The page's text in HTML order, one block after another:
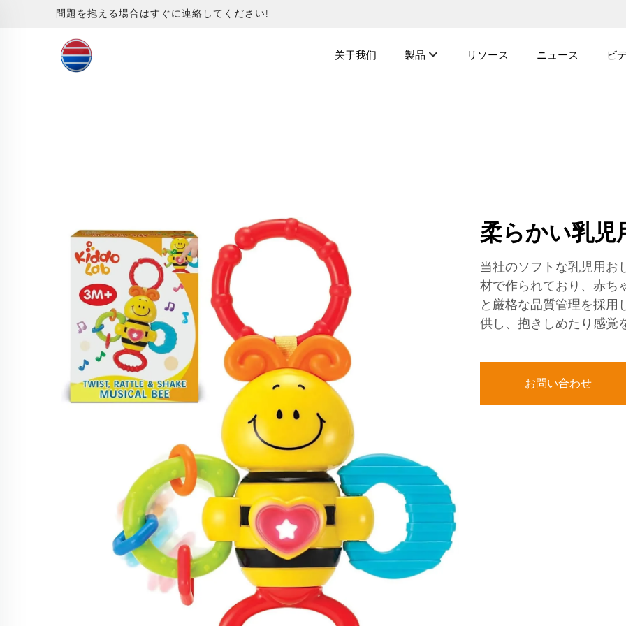
問題を抱える場合はすぐに連絡してください!
关于我们 製品 リソース ニュース ビ
柔らかい乳児
当社のソフトな乳児用お
材で作られており、赤ち
と厳格な品質管理を採用
供し、抱きしめたり感覚
お問い合わせ